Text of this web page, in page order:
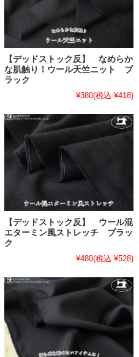
【デッドストック反】 なめらか
な肌触り！ウール天竺ニット ブ
ラック
¥380(税込 ¥418)
【デッドストック反】 ウール混
エターミン風ストレッチ ブラッ
ク
¥480(税込 ¥528)